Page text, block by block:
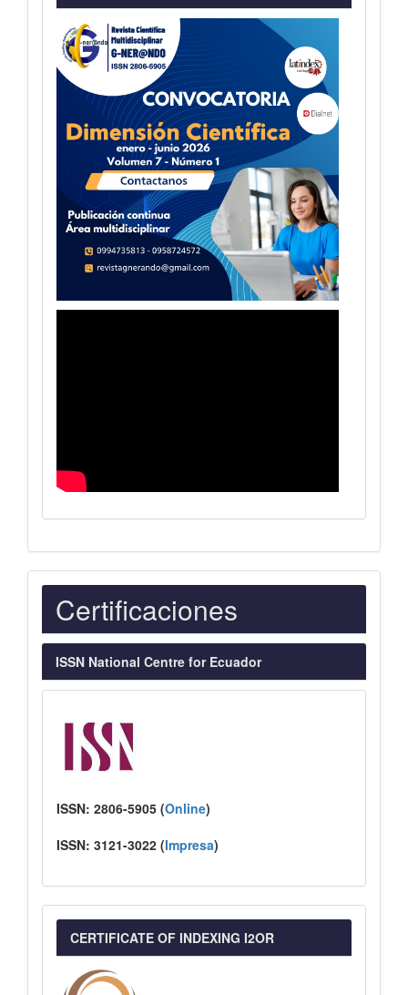
Indexaciones
Certificaciones
ISSN National Centre for Ecuador
ISSN: 2806-5905 (Online)
ISSN: 3121-3022 (Impresa)
CERTIFICATE OF INDEXING I2OR